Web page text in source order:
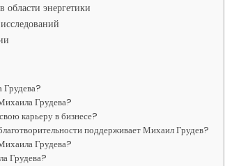
области энергетики
Грудева?
Грудева?
карьеру в бизнесе?
поддерживает Михаил Грудев?
Грудева?
Грудева?